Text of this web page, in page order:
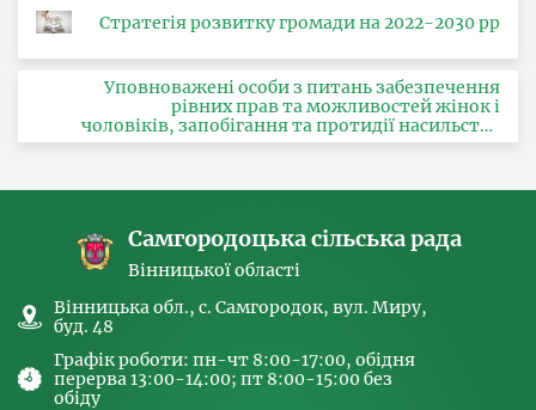
Стратегія розвитку громади на 2022-2030 рр
Уповноважені особи з питань забезпечення
рівних прав та можливостей жінок і
чоловіків, запобігання та протидії насильству
за ознакою статі, з питань здійснення заходів,
Самгородоцька сільська рада
Вінницької області
Вінницька обл., с. Самгородок, вул. Миру,
буд. 48
Графік роботи: пн-чт 8:00-17:00, обідня
перерва 13:00-14:00; пт 8:00-15:00 без
обіду